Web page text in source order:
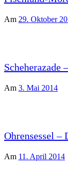
Am 29. Oktober
Scheherazade
Am 3. Mai 2014
Ohrensessel –
Am 11. April 2014